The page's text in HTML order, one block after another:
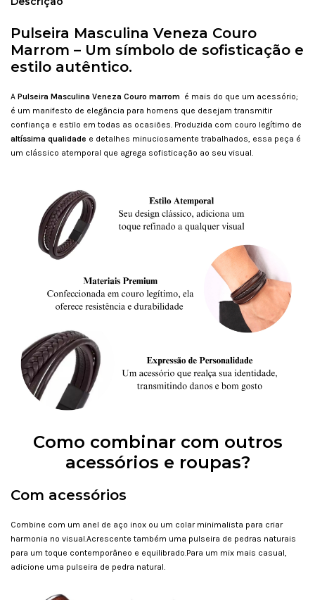
Pulseira Masculina Veneza Couro
Marrom – Um símbolo de sofisticação e
estilo autêntico.
A Pulseira Masculina Veneza Couro marrom é mais do que um acessório;
é um manifesto de elegância para homens que desejam transmitir
confiança e estilo em todas as ocasiões. Produzida com couro legítimo de
altíssima qualidade e detalhes minuciosamente trabalhados, essa peça é
um clássico atemporal que agrega sofisticação ao seu visual.
Como combinar com outros
acessórios e roupas?
Com acessórios
Combine com um anel de aço inox ou um colar minimalista para criar
harmonia no visual.Acrescente também uma pulseira de pedras naturais
para um toque contemporâneo e equilibrado.Para um mix mais casual,
adicione uma pulseira de pedra natural.